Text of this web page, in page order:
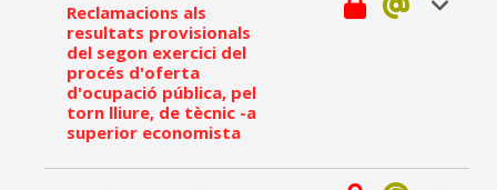
Reclamacions als
resultats provisionals
del segon exercici del
procés d'oferta
d'ocupació pública, pel
torn lliure, de tècnic -a
superior economista